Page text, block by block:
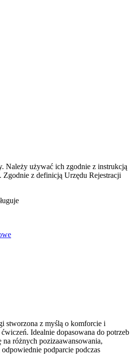
Należy używać ich zgodnie z instrukcją
z definicją Urzędu Rejestracji
stworzona z myślą o komforcie i
Idealnie dopasowana do potrzeb
różnych pozizaawansowania,
podparcie podczas